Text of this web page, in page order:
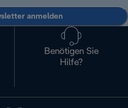
anmelden
Benötigen Sie
Hilfe?